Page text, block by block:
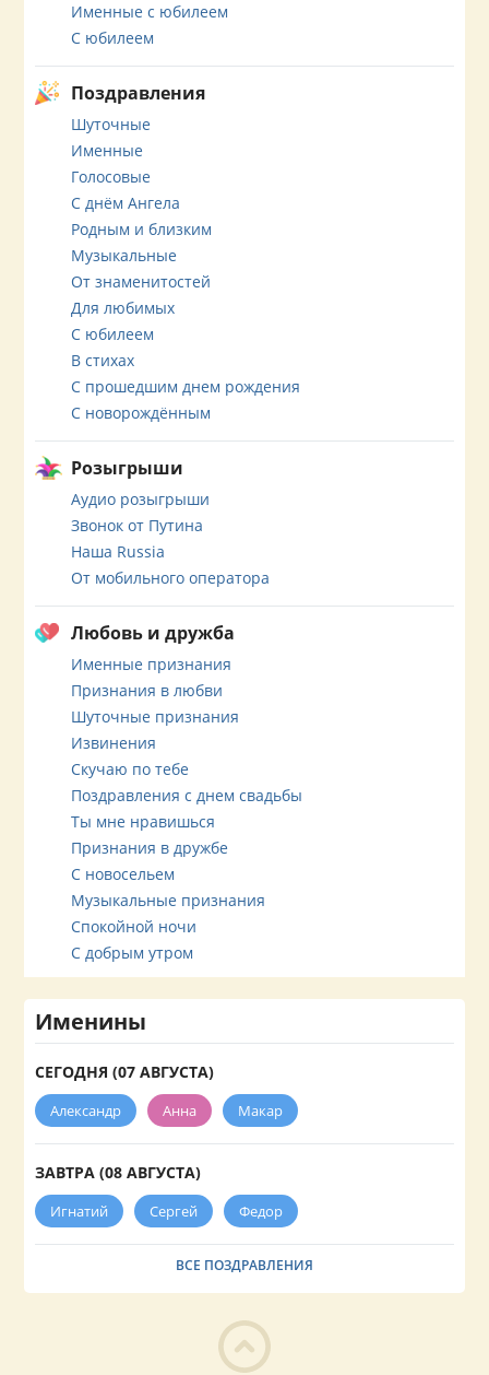
Именные с юбилеем
С юбилеем
Поздравления
Шуточные
Именные
Голосовые
С днём Ангела
Родным и близким
Музыкальные
От знаменитостей
Для любимых
С юбилеем
В стихах
С прошедшим днем рождения
С новорождённым
Розыгрыши
Аудио розыгрыши
Звонок от Путина
Наша Russia
От мобильного оператора
Любовь и дружба
Именные признания
Признания в любви
Шуточные признания
Извинения
Скучаю по тебе
Поздравления с днем свадьбы
Ты мне нравишься
Признания в дружбе
С новосельем
Музыкальные признания
Спокойной ночи
С добрым утром
Именины
СЕГОДНЯ (07 АВГУСТА)
Александр Анна Макар
ЗАВТРА (08 АВГУСТА)
Игнатий Сергей Федор
ВСЕ ПОЗДРАВЛЕНИЯ